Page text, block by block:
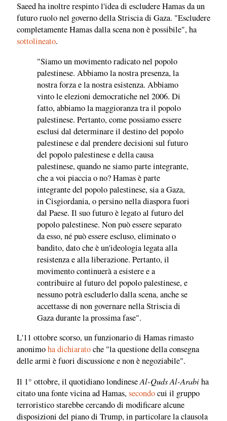
Saeed ha inoltre respinto l'idea di escludere Hamas da un
futuro ruolo nel governo della Striscia di Gaza. "Escludere
completamente Hamas dalla scena non è possibile", ha
sottolineato.
"Siamo un movimento radicato nel popolo
palestinese. Abbiamo la nostra presenza, la
nostra forza e la nostra esistenza. Abbiamo
vinto le elezioni democratiche nel 2006. Di
fatto, abbiamo la maggioranza tra il popolo
palestinese. Pertanto, come possiamo essere
esclusi dal determinare il destino del popolo
palestinese e dal prendere decisioni sul futuro
del popolo palestinese e della causa
palestinese, quando ne siamo parte integrante,
che a voi piaccia o no? Hamas è parte
integrante del popolo palestinese, sia a Gaza,
in Cisgiordania, o persino nella diaspora fuori
dal Paese. Il suo futuro è legato al futuro del
popolo palestinese. Non può essere separato
da esso, né può essere escluso, eliminato o
bandito, dato che è un'ideologia legata alla
resistenza e alla liberazione. Pertanto, il
movimento continuerà a esistere e a
contribuire al futuro del popolo palestinese, e
nessuno potrà escluderlo dalla scena, anche se
accettasse di non governare nella Striscia di
Gaza durante la prossima fase".
L'11 ottobre scorso, un funzionario di Hamas rimasto
anonimoha dichiaratoche "la questione della consegna
delle armi è fuori discussione e non è negoziabile".
Il 1° ottobre, il quotidiano londineseAl-Quds Al-Arabiha
citato una fonte vicina ad Hamas,secondocui il gruppo
terroristico starebbe cercando di modificare alcune
disposizioni del piano di Trump, in particolare la clausola